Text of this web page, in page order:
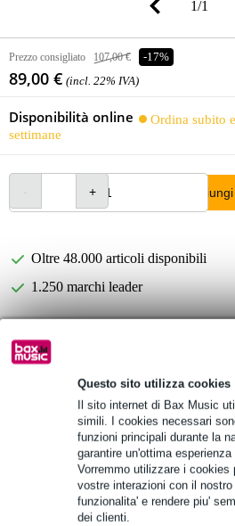
Questo sito utilizza cookies
Il sito internet di Bax Music
simili. I cookies necessari
funzioni principali durante la
garantire un'ottima
Vorremmo utilizzare i cookies
vostre interazioni con il
funzionalita' e rendere piu'
dei clienti.
1/1
Prezzo consigliato 107,00 € -17%
89,00 € (incl. 22% IVA)
Disponibilità online
Ordina subito
settimane
Oltre 48.000 articoli disponibili
1.250 marchi leader
Informazioni sul prodotto
Allen & Heath SQ-5-RK19X
kit di montaggio a rack per SQ-5
Materiale: metallo
Specifiche complete
Vedi anche (2)